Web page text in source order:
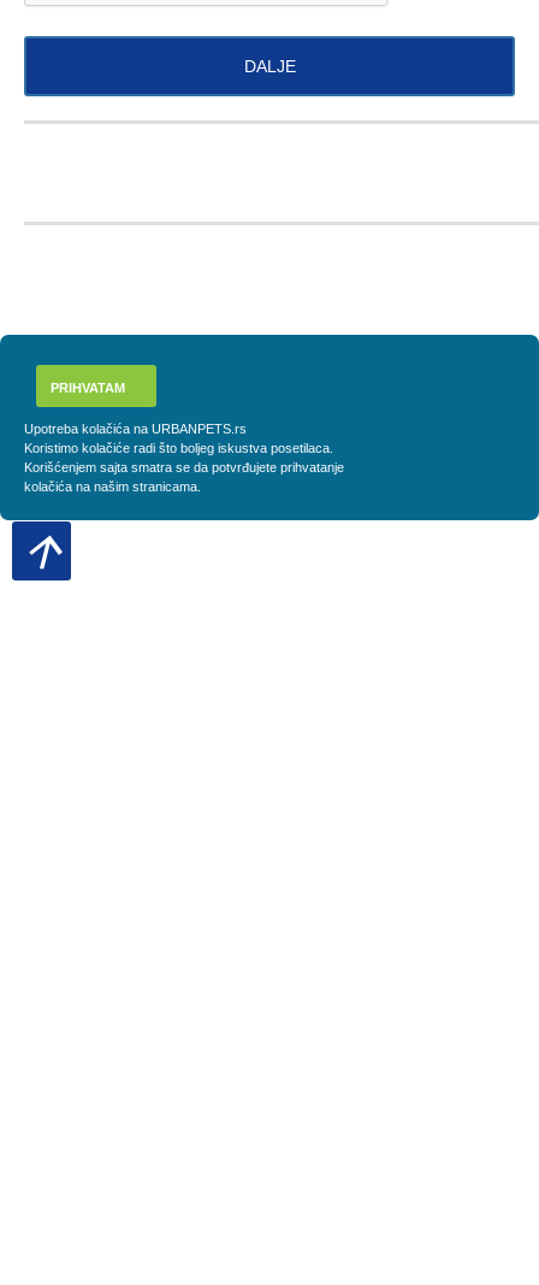
DALJE
PRIHVATAM
Upotreba kolačića na URBANPETS.rs
Koristimo kolačiće radi što boljeg iskustva posetilaca.
Korišćenjem sajta smatra se da potvrđujete prihvatanje
kolačića na našim stranicama.